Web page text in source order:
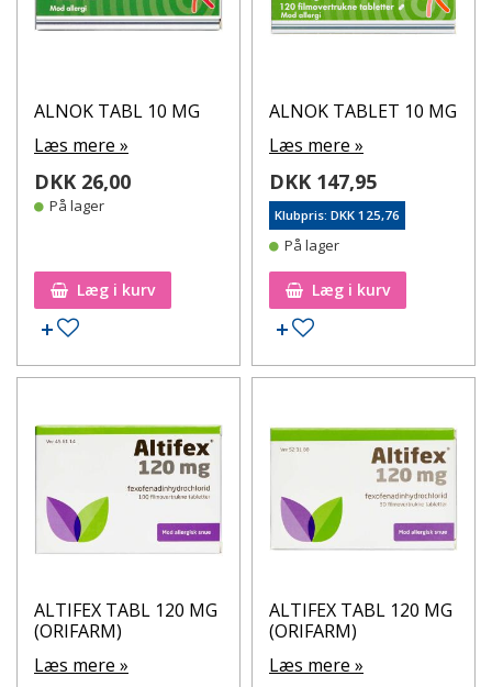
ALNOK TABL 10 MG
Læs mere »
DKK 26,00
På lager
Læg i kurv
Tilføj til ønskeseddel
ALNOK TABLET 10 MG
Læs mere »
DKK 147,95
Klubpris: DKK 125,76
På lager
Læg i kurv
Tilføj til ønskeseddel
ALTIFEX TABL 120 MG
(ORIFARM)
Læs mere »
ALTIFEX TABL 120 MG
(ORIFARM)
Læs mere »